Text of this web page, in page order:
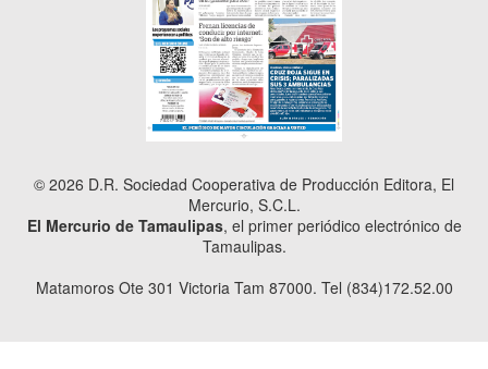
© 2026 D.R. Sociedad Cooperativa de Producción Editora, El
Mercurio, S.C.L.
El Mercurio de Tamaulipas, el primer periódico electrónico de
Tamaulipas.
Matamoros Ote 301 Victoria Tam 87000. Tel (834)172.52.00